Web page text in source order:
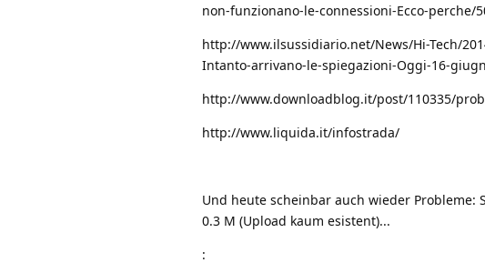
non-funzionano-le-connessioni-Ecco-perche/
http://www.ilsussidiario.net/News/Hi-Tech/
Intanto-arrivano-le-spiegazioni-Oggi-16-
http://www.downloadblog.it/post/110335/
http://www.liquida.it/infostrada/
Und heute scheinbar auch wieder Probleme:
0.3 M (Upload kaum esistent)...
: